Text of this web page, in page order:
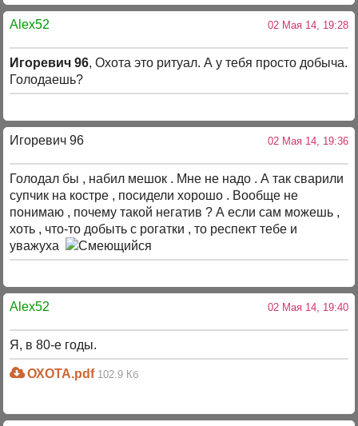
Alex52 02 Мая 14, 19:28
Игоревич 96, Охота это ритуал. А у тебя просто добыча.
Голодаешь?
Игоревич 96 02 Мая 14, 19:36
Голодал бы , набил мешок . Мне не надо . А так сварили
супчик на костре , посидели хорошо . Вообще не
понимаю , почему такой негатив ? А если сам можешь ,
хоть , что-то добыть с рогатки , то респект тебе и
уважуха
Alex52 02 Мая 14, 19:40
Я, в 80-е годы.
ОХОТА.pdf 102.9 Кб